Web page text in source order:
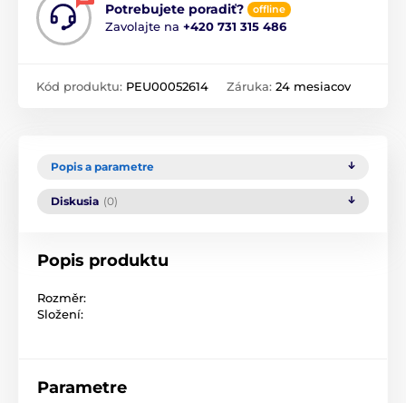
Potrebujete poradiť? offline
Zavolajte na +420 731 315 486
Kód produktu: PEU00052614 Záruka: 24 mesiacov
Popis a parametre
Diskusia (0)
Popis produktu
Rozměr:
Složení:
Parametre